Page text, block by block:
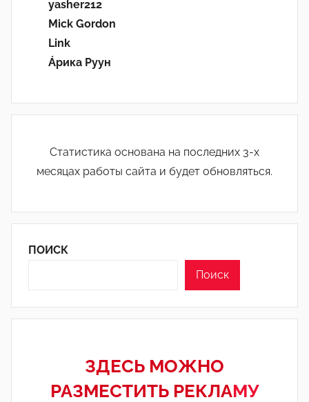
yasher212
Mick Gordon
Link
Áрика Руун
Статистика основана на последних 3-х
месяцах работы сайта и будет обновляться.
ПОИСК
Поиск
ЗДЕСЬ МОЖНО
РАЗМЕСТИТЬ РЕКЛАМУ